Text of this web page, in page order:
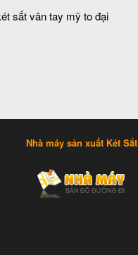
sắt vân tay mỹ to đại
Nhà máy sản xuất Két Sắt